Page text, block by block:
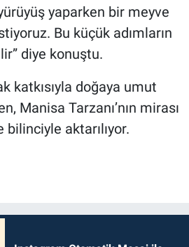
yaparken bir meyve
Bu küçük adımların
diye konuştu.
katkısıyla doğaya umut
Manisa Tarzanı’nın mirası
aktarılıyor.